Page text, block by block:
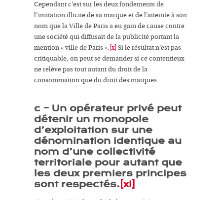
Cependant c’est sur les deux fondements de
l’imitation illicite de sa marqueet del’atteinte à son
nomque la Ville de Paris a eu gain de cause contre
une société qui diffusait de la publicité portant la
mention « ville de Paris».[x] Si le résultat n’est pas
critiquable, on peut se demander si ce contentieux
ne relève pas tout autant du droit de la
consommation que du droit des marques.
c – Un opérateur privé peut
détenir un monopole
d’exploitation sur une
dénomination identique au
nom d’une collectivité
territoriale pour autant que
les deux premiers principes
sont respectés. [xi]